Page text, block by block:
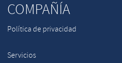
COMPAÑÍA
Política de privacidad
Servicios